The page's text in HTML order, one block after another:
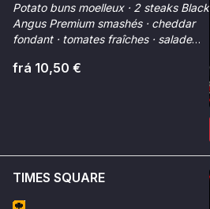
Potato buns moelleux · 2 steaks Black
Angus Premium smashés · cheddar
fondant · tomates fraîches · salade
référence.
frá 10,50 €
TIMES SQUARE